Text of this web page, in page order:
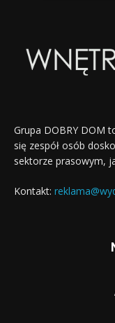
Grupa DOBRY DOM
się zespół osób
sektorze prasowym,
Kontakt: